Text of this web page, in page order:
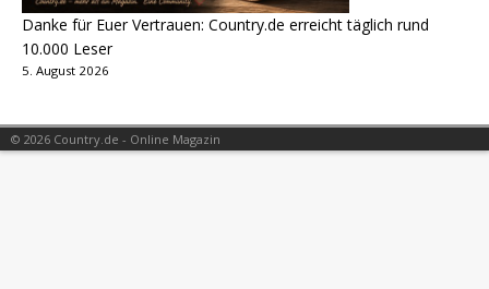
Danke für Euer Vertrauen: Country.de erreicht täglich rund
10.000 Leser
5. August 2026
© 2026 Country.de - Online Magazin